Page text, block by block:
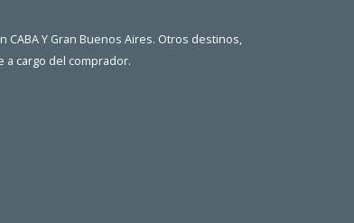
Y Gran Buenos Aires. Otros destinos,
a cargo del comprador.